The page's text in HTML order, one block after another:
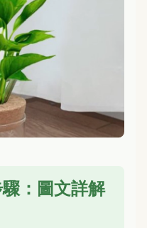
：圖文詳解